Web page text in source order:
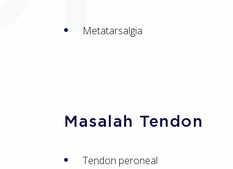
Metatarsalgia
Masalah Tendon
Tendon peroneal